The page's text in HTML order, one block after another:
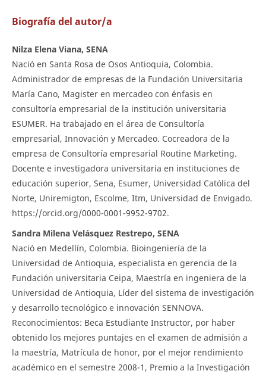
Biografía del autor/a
Nilza Elena Viana, SENA
Nació en Santa Rosa de Osos Antioquia, Colombia.
Administrador de empresas de la Fundación Universitaria
María Cano, Magister en mercadeo con énfasis en
consultoría empresarial de la institución universitaria
ESUMER. Ha trabajado en el área de Consultoría
empresarial, Innovación y Mercadeo. Cocreadora de la
empresa de Consultoría empresarial Routine Marketing.
Docente e investigadora universitaria en instituciones de
educación superior, Sena, Esumer, Universidad Católica del
Norte, Uniremigton, Escolme, Itm, Universidad de Envigado.
https://orcid.org/0000-0001-9952-9702.
Sandra Milena Velásquez Restrepo, SENA
Nació en Medellín, Colombia. Bioingeniería de la
Universidad de Antioquia, especialista en gerencia de la
Fundación universitaria Ceipa, Maestría en ingeniera de la
Universidad de Antioquia, Líder del sistema de investigación
y desarrollo tecnológico e innovación SENNOVA.
Reconocimientos: Beca Estudiante Instructor, por haber
obtenido los mejores puntajes en el examen de admisión a
la maestría, Matrícula de honor, por el mejor rendimiento
académico en el semestre 2008-1, Premio a la Investigación